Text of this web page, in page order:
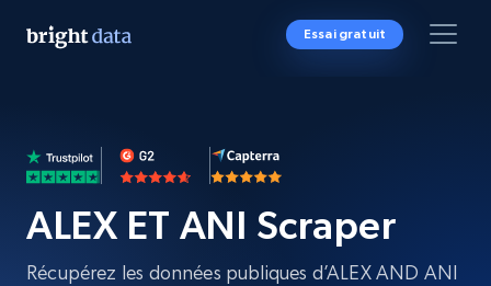
Essai gratuit
ALEX ET ANI Scraper
Récupérez les données publiques d’ALEX AND ANI